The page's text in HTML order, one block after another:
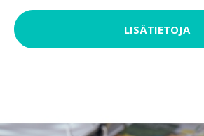
LISÄTIETOJA